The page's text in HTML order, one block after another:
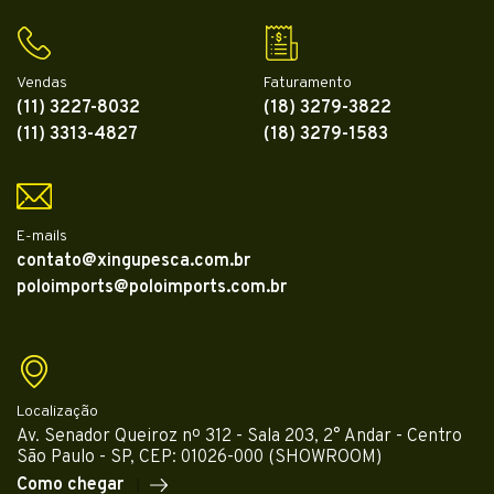
Vendas
(11) 3227-8032
(11) 3313-4827
Faturamento
(18) 3279-3822
(18) 3279-1583
E-mails
contato@xingupesca.com.br
poloimports@poloimports.com.br
Localização
Av. Senador Queiroz nº 312 - Sala 203, 2° Andar - Centro
São Paulo - SP, CEP: 01026-000 (SHOWROOM)
Como chegar